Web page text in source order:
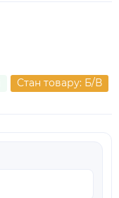
Стан товару: Б/В